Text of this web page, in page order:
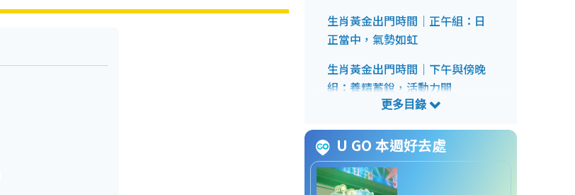
生肖黃金出門時間｜正午組：日
正當中，氣勢如虹
生肖黃金出門時間｜下午與傍晚
組：養精蓄銳，活動力開
夜越美麗，暗處生財
U GO 本週好去處